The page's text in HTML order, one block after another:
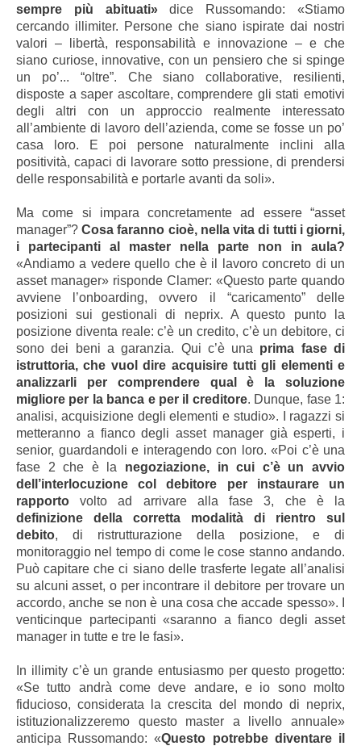
sempre più abituati»dice Russomando: «Stiamo
cercando illimiter. Persone che siano ispirate dai nostri
valori – libertà, responsabilità e innovazione – e che
siano curiose, innovative, con un pensiero che si spinge
un po’... “oltre”. Che siano collaborative, resilienti,
disposte a saper ascoltare, comprendere gli stati emotivi
degli altri con un approccio realmente interessato
all’ambiente di lavoro dell’azienda, come se fosse un po’
casa loro. E poi persone naturalmente inclini alla
positività, capaci di lavorare sotto pressione, di prendersi
delle responsabilità e portarle avanti da soli».
Ma come si impara concretamente ad essere “asset
manager”?Cosa faranno cioè, nella vita di tutti i giorni,
i partecipanti al master nella parte non in aula?
«Andiamo a vedere quello che è il lavoro concreto di un
asset manager» risponde Clamer: «Questo parte quando
avviene l’onboarding, ovvero il “caricamento” delle
posizioni sui gestionali di neprix. A questo punto la
posizione diventa reale: c’è un credito, c’è un debitore, ci
sono dei beni a garanzia. Qui c’è una prima fase di
istruttoria, che vuol dire acquisire tutti gli elementi e
analizzarli per comprendere qual è la soluzione
migliore per la banca e per il creditore. Dunque, fase 1:
analisi, acquisizione degli elementi e studio». I ragazzi si
metteranno a fianco degli asset manager già esperti, i
senior, guardandoli e interagendo con loro. «Poi c’è una
fase 2 che è la negoziazione, in cui c’è un avvio
dell’interlocuzione col debitore per instaurare un
rapporto volto ad arrivare alla fase 3, che è la
definizione della corretta modalità di rientro sul
debito, di ristrutturazione della posizione, e di
monitoraggio nel tempo di come le cose stanno andando.
Può capitare che ci siano delle trasferte legate all’analisi
su alcuni asset, o per incontrare il debitore per trovare un
accordo, anche se non è una cosa che accade spesso». I
venticinque partecipanti «saranno a fianco degli asset
manager in tutte e tre le fasi».
In illimity c’è un grande entusiasmo per questo progetto:
«Se tutto andrà come deve andare, e io sono molto
fiducioso, considerata la crescita del mondo di neprix,
istituzionalizzeremo questo master a livello annuale»
anticipa Russomando: «Questo potrebbe diventare il